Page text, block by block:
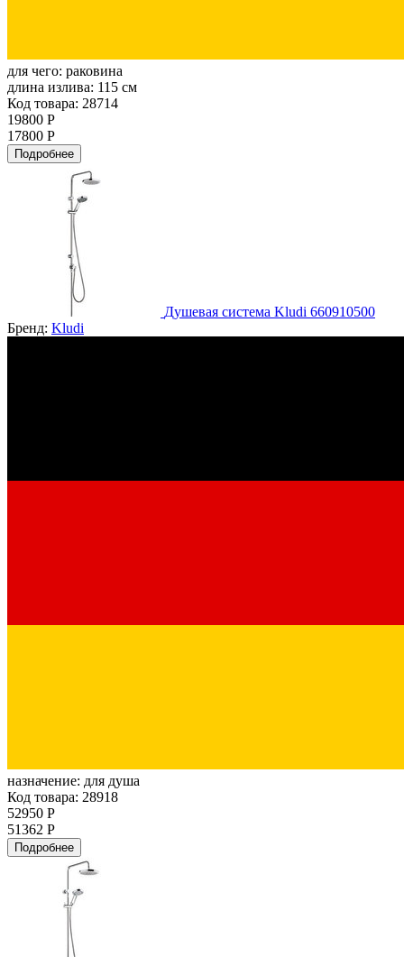
для чего: раковина
длина излива: 115 см
Код товара: 28714
19800 Р
17800 Р
Подробнее
Душевая система Kludi 660910500
Бренд: Kludi
назначение: для душа
Код товара: 28918
52950 Р
51362 Р
Подробнее